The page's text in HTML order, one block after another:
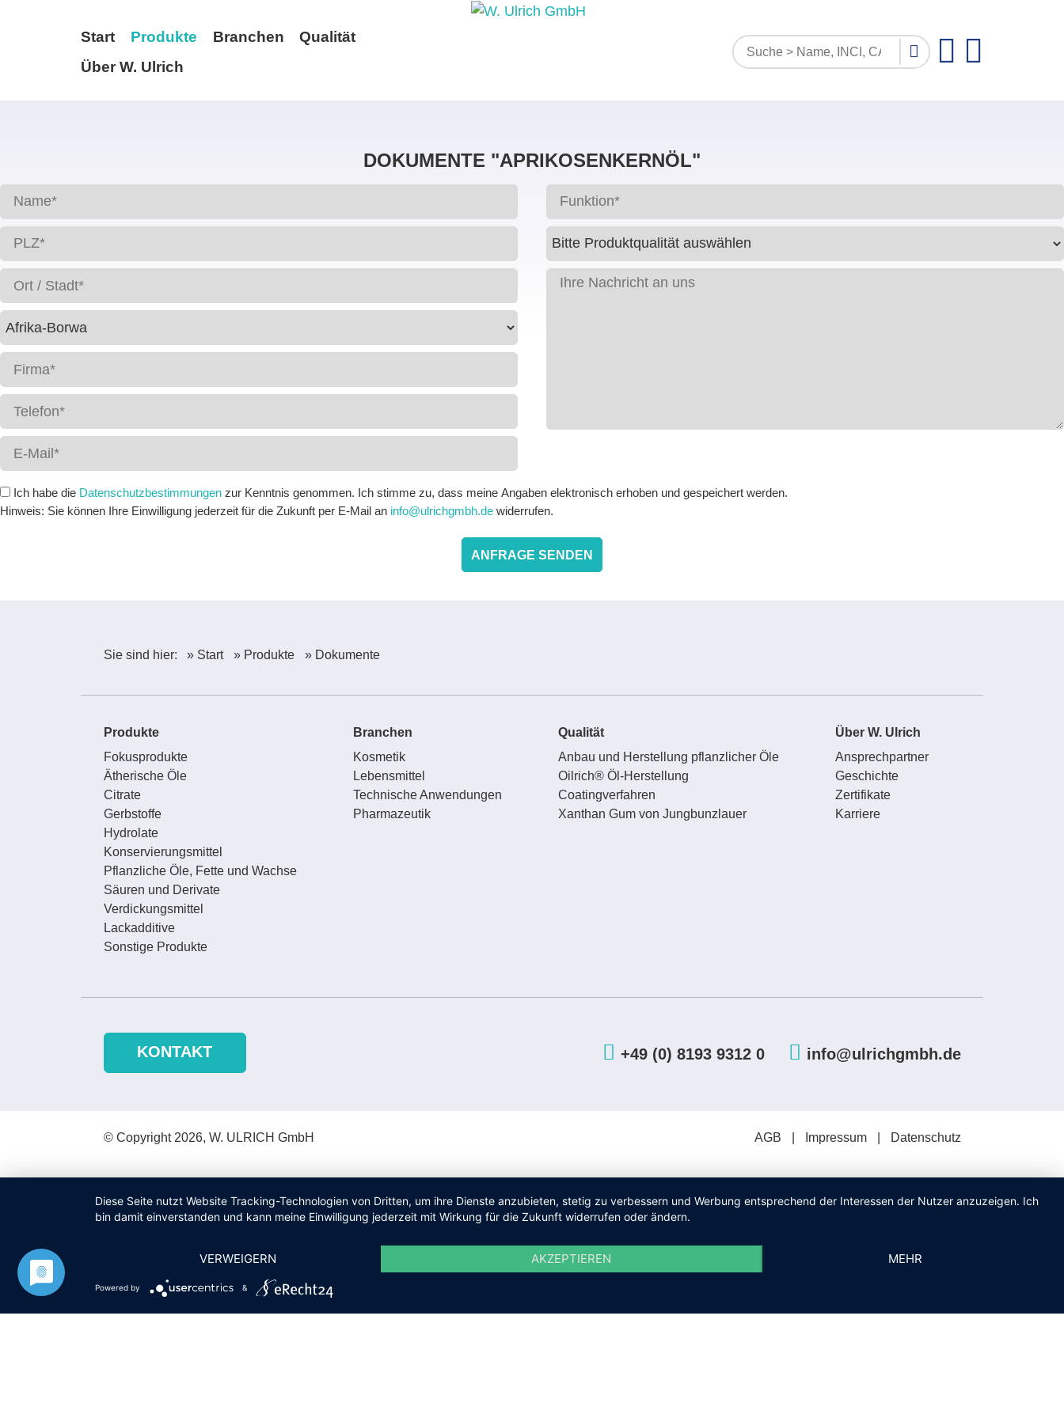
Start Produkte Branchen
Qualität
Über W. Ulrich
DOKUMENTE "APRIKOSENKERNÖL"
Ich habe die Datenschutz­bestimmungen zur Kenntnis genommen. Ich stimme zu, dass meine Angaben elektronisch erhoben und gespeichert werden.
Hinweis: Sie können Ihre Einwilligung jederzeit für die Zukunft per E-Mail an info@ulrichgmbh.de widerrufen.
Sie sind hier: » Start » Produkte » Dokumente
Produkte
Fokusprodukte
Ätherische Öle
Citrate
Gerbstoffe
Hydrolate
Konservierungsmittel
Pflanzliche Öle, Fette und Wachse
Säuren und Derivate
Verdickungsmittel
Lackadditive
Sonstige Produkte
Branchen
Kosmetik
Lebensmittel
Technische Anwendungen
Pharmazeutik
Qualität
Anbau und Herstellung pflanzlicher Öle
Oilrich® Öl-Herstellung
Coatingverfahren
Xanthan Gum von Jungbunzlauer
Über W. Ulrich
Ansprechpartner
Geschichte
Zertifikate
Karriere
KONTAKT +49 (0) 8193 9312 0 info@ulrichgmbh.de
AGB Impressum Datenschutz
© Copyright 2026, W. ULRICH GmbH
Diese Seite nutzt Website Tracking-Technologien von Dritten, um ihre Dienste anzubieten, stetig zu verbessern und Werbung entsprechend der Interessen der Nutzer anzuzeigen. Ich
bin damit einverstanden und kann meine Einwilligung jederzeit mit Wirkung für die Zukunft widerrufen oder ändern.
VERWEIGERN AKZEPTIEREN MEHR
Powered by &